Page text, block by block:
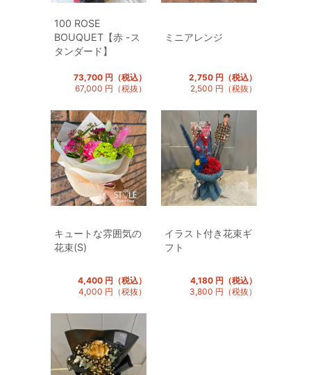
100 ROSE
BOUQUET【赤 -ス
タンダード】
73,700 円（税込）
67,000 円（税抜）
ミニアレンジ
2,750 円（税込）
2,500 円（税抜）
キュートな雰囲気の
花束(S)
4,400 円（税込）
4,000 円（税抜）
イラスト付き花束ギ
フト
4,180 円（税込）
3,800 円（税抜）